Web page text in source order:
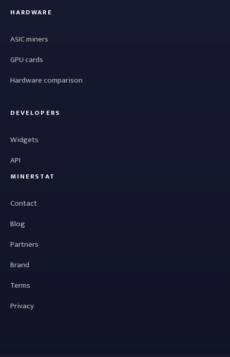
HARDWARE
ASIC miners
GPU cards
Hardware comparison
DEVELOPERS
Widgets
API
MINERSTAT
Contact
Blog
Partners
Brand
Terms
Privacy